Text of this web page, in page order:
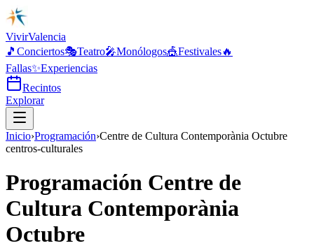
VivirValencia
🎵 Conciertos🎭Teatro🎤Monólogos🎪Festivales🔥
Fallas✨Experiencias
Recintos
Explorar
Inicio›Programación›Centre de Cultura Contemporània Octubre
centros-culturales
Programación Centre de
Cultura Contemporània
Octubre